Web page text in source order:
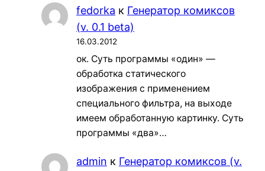
fedorka к Генератор комиксов
(v. 0.1 beta)
16.03.2012
ок. Суть программы «один» —
обработка статического
изображения с применением
специального фильтра, на выходе
имеем обработанную картинку. Суть
программы «два»…
admin к Генератор комиксов (v.